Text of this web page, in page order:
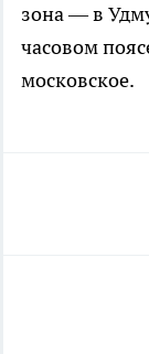
зона — в
часовом
московское.